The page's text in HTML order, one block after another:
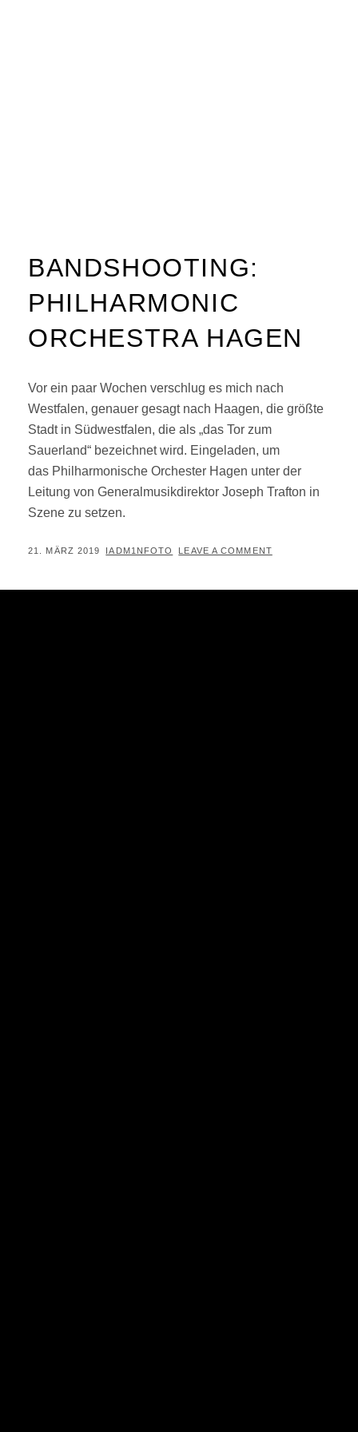
BANDSHOOTING:
PHILHARMONIC
ORCHESTRA HAGEN
Vor ein paar Wochen verschlug es mich nach
Westfalen, genauer gesagt nach Haagen, die größte
Stadt in Südwestfalen, die als „das Tor zum
Sauerland“ bezeichnet wird. Eingeladen, um
das Philharmonische Orchester Hagen unter der
Leitung von Generalmusikdirektor Joseph Trafton in
Szene zu setzen.
POSTED
21. MÄRZ 2019 BY
IADM1NFOTO LEAVE A COMMENT